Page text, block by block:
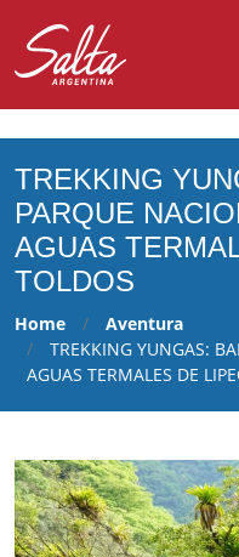
TREKKING
PARQUE
AGUAS
TOLDOS
Home
Aventura
TREKKING YUNGAS:
AGUAS TERMALES DE